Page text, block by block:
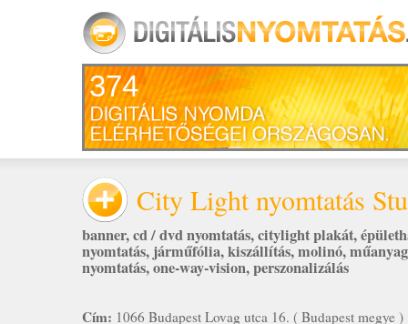
374
City Light nyomtatás
banner,cd / dvd nyomtatás,citylight plakát,
nyomtatás, járműfólia,kiszállítás,molinó,
nyomtatás,one-way-vision,perszonalizálás
Cím: 1066 Budapest Lovag utca 16. ( Budapest megye )